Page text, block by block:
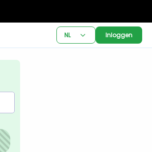
NL Inloggen